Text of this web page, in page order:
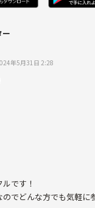
ー
年5月31日 2:28
めてなので至らない点
です！
でどんな方でも気軽に